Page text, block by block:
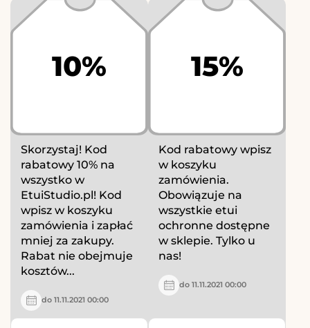
10%
Skorzystaj! Kod
rabatowy 10% na
wszystko w
EtuiStudio.pl! Kod
wpisz w koszyku
zamówienia i zapłać
mniej za zakupy.
Rabat nie obejmuje
kosztów...
do 11.11.2021 00:00
15%
Kod rabatowy wpisz
w koszyku
zamówienia.
Obowiązuje na
wszystkie etui
ochronne dostępne
w sklepie. Tylko u
nas!
do 11.11.2021 00:00